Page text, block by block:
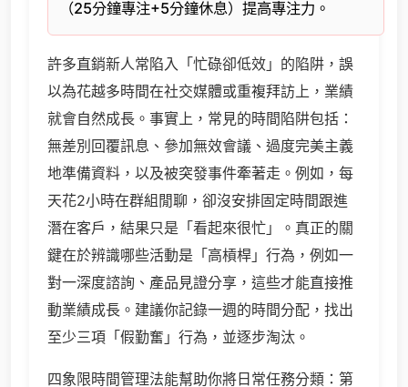
（25分鐘專注+5分鐘休息）提高專注力。
許多直銷新人常陷入「忙碌卻低效」的陷阱，誤
以為花越多時間在社交媒體或重複拜訪上，業績
就會自然成長。事實上，常見的時間陷阱包括：
無差別回覆訊息、參加無效會議、過度完美主義
地準備資料，以及被突發事件牽著走。例如，每
天花2小時在群組閒聊，卻沒安排固定時間跟進
潛在客戶，結果只是「看起來很忙」。真正的關
鍵在於辨識哪些活動是「高槓桿」行為，例如一
對一深度諮詢、產品見證分享，這些才能直接推
動業績成長。建議你記錄一週的時間分配，找出
至少三項「假勤奮」行為，並逐步淘汰。
四象限時間管理法能幫助你將日常任務分類：第